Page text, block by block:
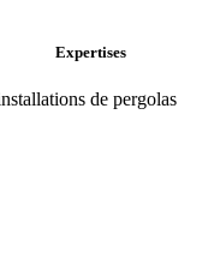
Expertises
de pergolas